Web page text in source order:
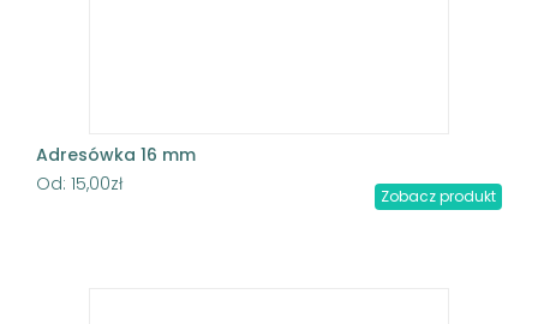
Adresówka 16 mm
Od: 15,00zł
Zobacz produkt